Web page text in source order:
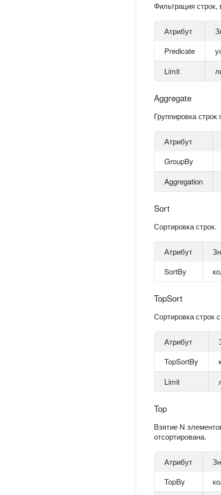
Фильтрация строк,
Атрибут
Predicate
Limit
Aggregate
Группировка
Атрибут
GroupBy
Aggregation
Sort
Сортировка строк.
Атрибут
SortBy
TopSort
Сортировка строк
Атрибут
TopSortBy
Limit
Top
Взятие N
отсортирована.
Атрибут
TopBy